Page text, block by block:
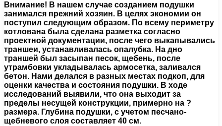
Внимание! В нашем случае созданием подушки
занимался прежний хозяин. В целях экономии он
поступил следующим образом. По всему периметру
котлована была сделана разметка согласно
проектной документации, после чего выкапывались
траншеи, устанавливалась опалубка. На дно
траншей был засыпан песок, щебень, после
утрамбовки укладывалась армосетка, заливался
бетон. Нами делался в разных местах подкоп, для
оценки качества и состояния подушки. В ходе
исследований выявили, что она выходит за
пределы несущей конструкции, примерно на ?
размера. Глубина подушки, с учетом песчано-
щебневого слоя составляет 40 см.